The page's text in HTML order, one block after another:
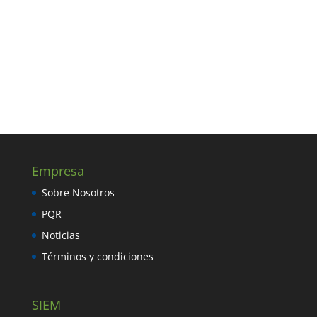
Empresa
Sobre Nosotros
PQR
Noticias
Términos y condiciones
SIEM